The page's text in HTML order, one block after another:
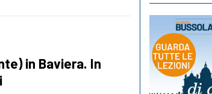
in Baviera. In